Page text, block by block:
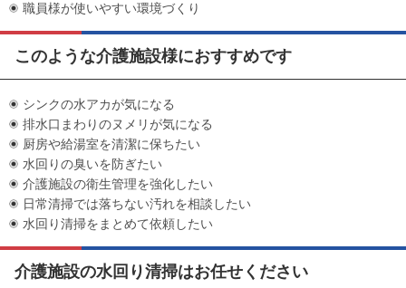
職員様が使いやすい環境づくり
このような介護施設様におすすめです
シンクの水アカが気になる
排水口まわりのヌメリが気になる
厨房や給湯室を清潔に保ちたい
水回りの臭いを防ぎたい
介護施設の衛生管理を強化したい
日常清掃では落ちない汚れを相談したい
水回り清掃をまとめて依頼したい
介護施設の水回り清掃はお任せください